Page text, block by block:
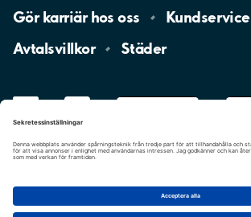
Gör karriär hososs
Kundservice
Avtalsvillkor
Städer